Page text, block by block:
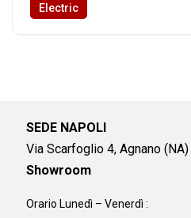
Electric
SEDE NAPOLI
Via Scarfoglio 4, Agnano (NA)
Showroom
Orario Lunedì – Venerdì :